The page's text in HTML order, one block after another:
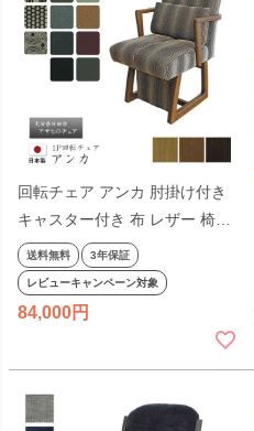
回転チェア アンカ 肘掛け付き
キャスター付き 布 レザー 椅子
肘付 ダイニングチェア 食堂椅
子 回転式 高暖卓用 ダイニング
こたつ用 アサヒ 日本製 国産
送料無料 3年保証
レビューキャンペーン対象
84,000